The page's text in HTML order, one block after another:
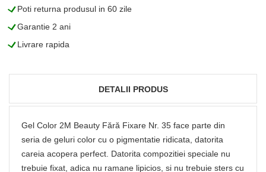
LPoti returna produsul in 60 zile
LGarantie 2 ani
LLivrare rapida
DETALII PRODUS
Gel Color 2M Beauty Fără Fixare Nr. 35 face parte din
seria de geluri color cu o pigmentatie ridicata, datorita
careia acopera perfect. Datorita compozitiei speciale nu
trebuie fixat, adica nu ramane lipicios, si nu trebuie sters cu